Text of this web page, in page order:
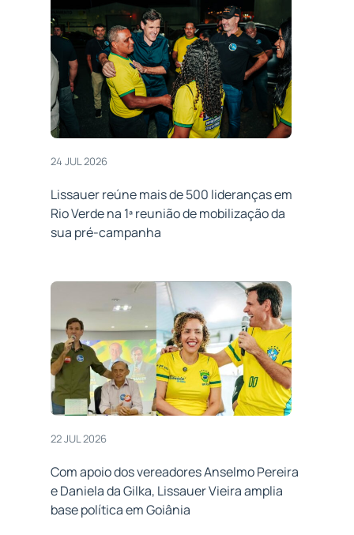
24 JUL 2026
Lissauer reúne mais de 500 lideranças em
Rio Verde na 1ª reunião de mobilização da
sua pré-campanha
22 JUL 2026
Com apoio dos vereadores Anselmo Pereira
e Daniela da Gilka, Lissauer Vieira amplia
base política em Goiânia